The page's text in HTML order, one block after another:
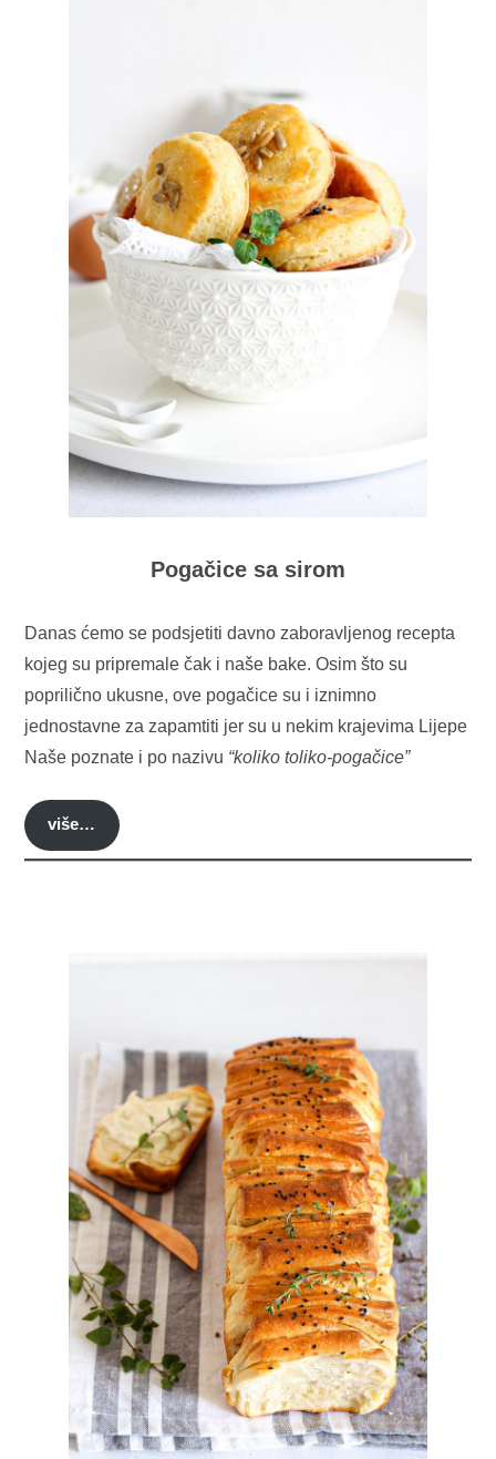
Pogačice sa sirom
Danas ćemo se podsjetiti davno zaboravljenog recepta
kojeg su pripremale čak i naše bake. Osim što su
poprilično ukusne, ove pogačice su i iznimno
jednostavne za zapamtiti jer su u nekim krajevima Lijepe
Naše poznate i po nazivu “koliko toliko-pogačice”
više…